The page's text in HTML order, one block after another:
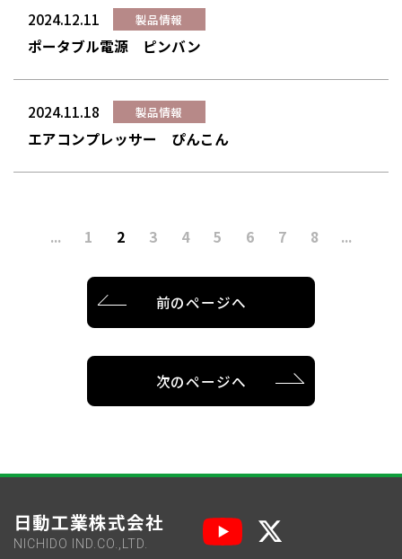
2024.12.11 製品情報
ポータブル電源 ピンバン
2024.11.18 製品情報
エアコンプレッサー ぴんこん
前のページへ
... 1 2 3 4 5 6 7 8 ...
次のページへ
日動工業株式会社
NICHIDO IND.CO.,LTD.